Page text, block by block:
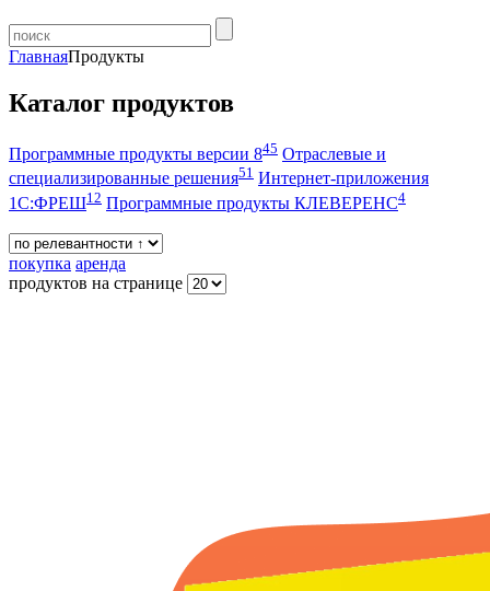
ГлавнаяПродукты
Каталог продуктов
Программные продукты версии 845 Отраслевые и
специализированные решения51 Интернет-приложения
1С:ФРЕШ12 Программные продукты КЛЕВЕРЕНС4
покупка аренда
продуктов на странице